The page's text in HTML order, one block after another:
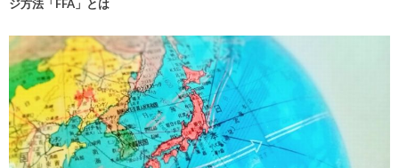
ジ方法「FFA」とは